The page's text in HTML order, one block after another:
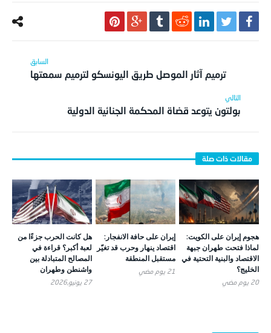
ترميم آثار الموصل طريق اليونسكو لترميم سمعتها
بولتون يتوعد قضاة المحكمة الجنائية الدولية
هجوم إيران على الكويت:
لماذا فتحت طهران جبهة
الاقتصاد والبنية التحتية في
الخليج؟
20 يوم ‎مضي
إيران على حافة الانفجار:
اقتصاد ينهار وحرب قد تغيّر
مستقبل المنطقة
21 يوم ‎مضي
هل كانت الحرب جزءًا من
لعبة أكبر؟ قراءة في
المصالح المتبادلة بين
واشنطن وطهران
27 يونيو,2026